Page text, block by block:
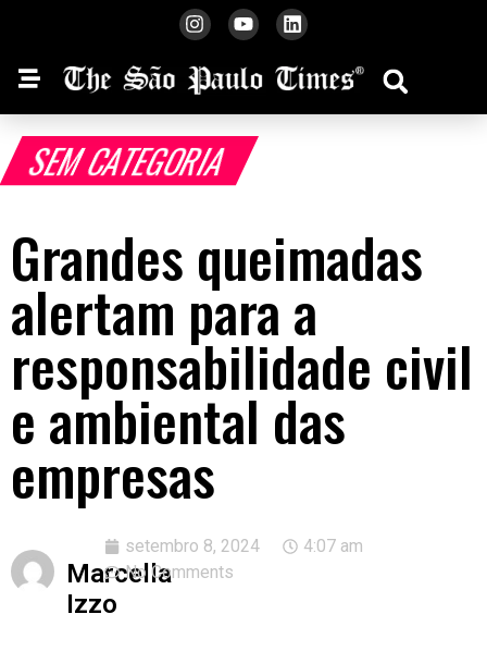
SEM CATEGORIA
Grandes queimadas
alertam para a
responsabilidade civil
e ambiental das
empresas
Marcella
Izzo
setembro 8, 2024
4:07 am
No Comments